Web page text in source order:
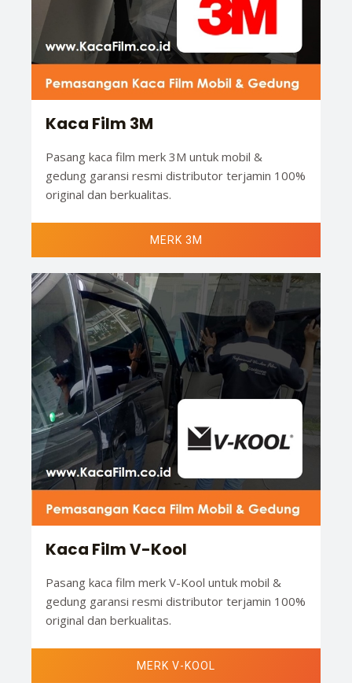
Kaca Film 3M
Pasang kaca film merk 3M untuk mobil &
gedung garansi resmi distributor terjamin 100%
original dan berkualitas.
MERK 3M
Kaca Film V-Kool
Pasang kaca film merk V-Kool untuk mobil &
gedung garansi resmi distributor terjamin 100%
original dan berkualitas.
MERK V-KOOL